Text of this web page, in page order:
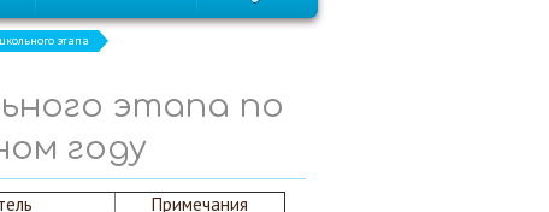
этапа
этапа по
году
Примечания